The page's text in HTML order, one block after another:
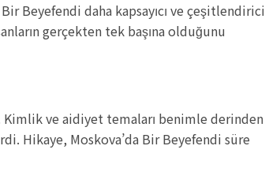
Beyefendi daha kapsayıcı ve çeşitlendirici
gerçekten tek başına olduğunu
ve aidiyet temaları benimle derinden
Hikaye, Moskova’da Bir Beyefendi süre